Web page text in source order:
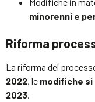
minorenni e
Riforma
La riforma del
2022, le modifiche si
2023.